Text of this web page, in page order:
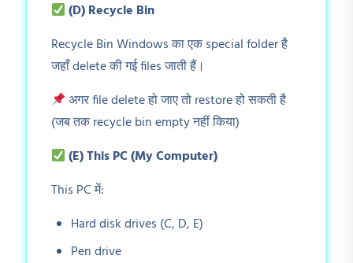
(D) Recycle Bin
Recycle Bin Windows का एक special folder है
जहाँ delete की गई files जाती हैं।
अगर file delete हो जाए तो restore हो सकती है
(जब तक recycle bin empty नहीं किया)
(E) This PC (My Computer)
This PC में:
Hard disk drives (C, D, E)
Pen drive